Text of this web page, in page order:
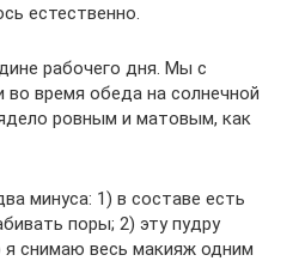
естественно.
рабочего дня. Мы с
во время обеда на солнечной
ровным и матовым, как
минуса: 1) в составе есть
поры; 2) эту пудру
снимаю весь макияж одним